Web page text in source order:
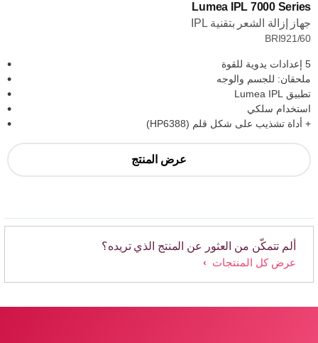
Lumea IPL 7000 Series
جهاز إزالة الشعر بتقنية IPL
BRI921/60
5 إعدادات يدوية للقوة
ملحقان: للجسم والوجه
تطبيق Lumea IPL
استخدام سلكي
+ أداة تشذيب على شكل قلم (HP6388)
عرض المنتج
ألم تتمكّن من العثور عن المنتج الذي تريده؟
عرض كل المنتجات